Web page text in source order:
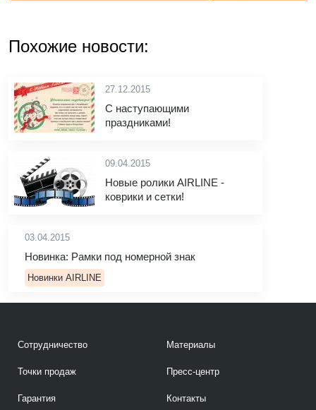
Похожие новости:
27.12.2015
С наступающими
праздниками!
09.04.2015
Новые ролики AIRLINE -
коврики и сетки!
03.04.2015
Новинка: Рамки под номерной знак
Новинки AIRLINE
Сотрудничество
Точки продаж
Гарантия
Материалы
Пресс-центр
Контакты